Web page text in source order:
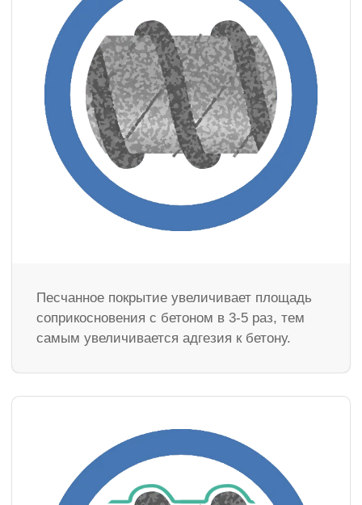
Песчанное покрытие увеличивает площадь
соприкосновения с бетоном в 3-5 раз, тем
самым увеличивается адгезия к бетону.